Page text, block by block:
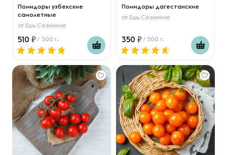
Помидоры узбекские
самолетные
от Ешь Сезонное
510 / 300 г.
Помидоры дагестанские
от Ешь Сезонное
350 / 500 г.